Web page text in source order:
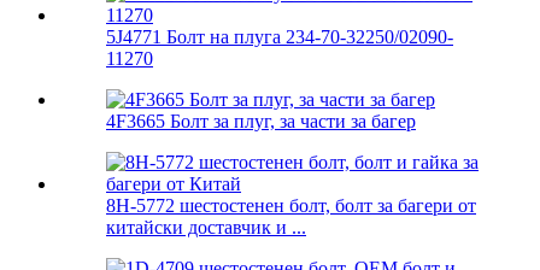
5J4771 Болт на плуга 234-70-32250/02090-
11270
4F3665 Болт за плуг, за части за багер
8H-5772 шестостенен болт, болт за багери от
китайски доставчик и ...